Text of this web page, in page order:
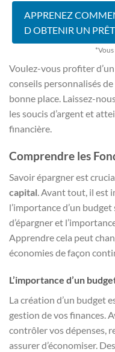
APPRENEZ
D OBTENIR UN
Voulez-vous profiter d’un
conseils personnalisés
bonne place. Laissez-
les soucis d’argent et
financière.
Comprendre les
Savoir épargner est
capital . Avant tout, il
l’importance d’un
d’épargner et
Apprendre cela peut
économies de façon
L’importance d’un
La création d’un budget
gestion de vos finances.
contrôler vos dépenses,
assurer d’économiser.